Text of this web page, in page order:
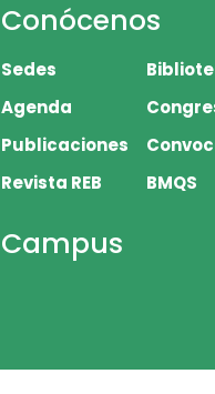
Conócenos
Sedes
Agenda
Publicaciones
Revista REB
BMQS
Campus